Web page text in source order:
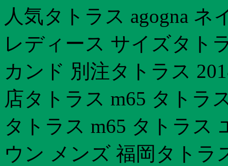
人気タトラス agogna
レディース サイズタト
カンド 別注タトラス
店タトラス m65 タトラ
タトラス m65 タトラス
ウン メンズ 福岡タトラ